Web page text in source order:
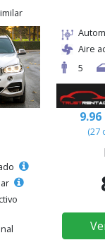
Aire
5
9.96
(27